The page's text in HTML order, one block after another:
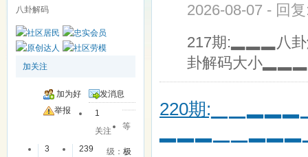
八卦解码
加关注
加为好
友
发消息
举报
1
关注
3
239
等
级：极
2026-08-07 - 回
217期:▂▂▂八
卦解码大小
220期
▂▂▂▁▁▂▂▂▁▁